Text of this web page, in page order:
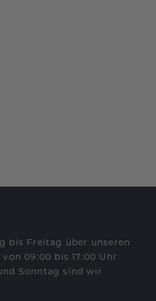
bis Freitag über unseren
09:00 bis 17:00 Uhr
Sonntag sind wir